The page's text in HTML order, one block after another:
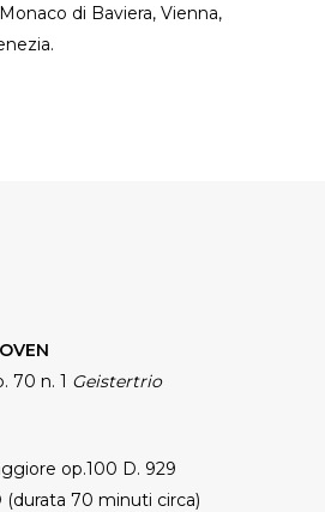
di Baviera, Vienna,
70 n. 1 Geistertrio
op.100 D. 929
(durata 70 minuti circa)